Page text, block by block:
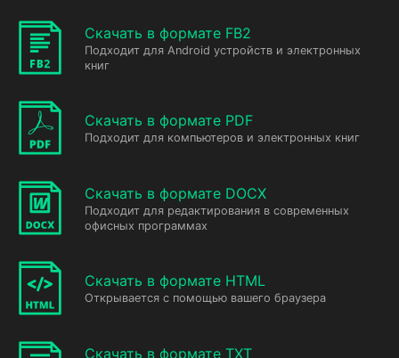
Скачать в формате FB2
Подходит для Android устройств и электронных
книг
Скачать в формате PDF
Подходит для компьютеров и электронных книг
Скачать в формате DOCX
Подходит для редактирования в современных
офисных программах
Скачать в формате HTML
Открывается с помощью вашего браузера
Скачать в формате TXT